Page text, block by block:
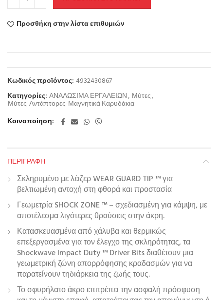
Προσθήκη στην λίστα επιθυμιών
Κωδικός προϊόντος: 4932430867
Κατηγορίες: ΑΝΑΛΩΣΙΜΑ ΕΡΓΑΛΕΙΩΝ, Μύτες,
Μύτες-Αντάπτορες-Μαγνητικά Καρυδάκια
Κοινοποίηση
ΠΕΡΙΓΡΑΦΉ
Σκληρυμένο με λέιζερ WEAR GUARD TIP ™ για
βελτιωμένη αντοχή στη φθορά και προστασία
Γεωμετρία SHOCK ZONE ™ – σχεδιασμένη για κάμψη, με
αποτέλεσμα λιγότερες θραύσεις στην άκρη.
Κατασκευασμένα από χάλυβα και θερμικώς
επεξεργασμένα για τον έλεγχο της σκληρότητας, τα
Shockwave Impact Duty ™ Driver Bits διαθέτουν μια
γεωμετρική ζώνη απορρόφησης κραδασμών για να
παρατείνουν τηδιάρκεια της ζωής τους.
Το σφυρήλατο άκρο επιτρέπει την ασφαλή πρόσφυση